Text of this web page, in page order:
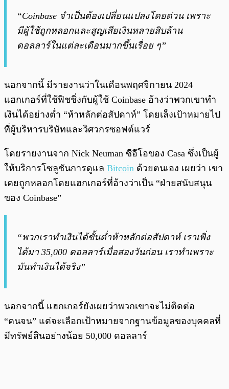
“Coinbase จำเป็นต้องเปลี่ยนแปลงโดยด่วน เพราะ
มีผู้ใช้ถูกหลอกและสูญเสียเงินหลายสิบล้าน
ดอลลาร์ในแต่ละเดือนมากขึ้นเรื่อย ๆ”
นอกจากนี้ มีรายงานว่าในเดือนพฤศจิกายน 2024
แฮกเกอร์ที่ใช้ฟิชชิ่งกับผู้ใช้ Coinbase อ้างว่าพวกเขาทำ
เงินได้อย่างต่ำ “ห้าหลักต่อสัปดาห์” โดยเล็งเป้าหมายไป
ที่ผู้บริหารบริษัทและวิศวกรซอฟต์แวร์
โดยรายงานจาก Nick Neuman ซีอีโอของ Casa ซึ่งเป็นผู้
ให้บริการโซลูชันการดูแล Bitcoin ด้วยตนเอง เผยว่า เขา
เคยถูกหลอกโดยแฮกเกอร์ที่อ้างว่าเป็น “ฝ่ายสนับสนุน
ของ Coinbase”
“พวกเราทำเงินได้ขั้นต่ำห้าหลักต่อสัปดาห์ เราเพิ่ง
ได้มา 35,000 ดอลลาร์เมื่อสองวันก่อน เราทำเพราะ
มันทำเงินได้จริง”
นอกจากนี้ แฮกเกอร์ยังเผยว่าพวกเขาจะไม่ติดต่อ
“คนจน” แต่จะเลือกเป้าหมายจากฐานข้อมูลของบุคคลที่
มีทรัพย์สินอย่างน้อย 50,000 ดอลลาร์